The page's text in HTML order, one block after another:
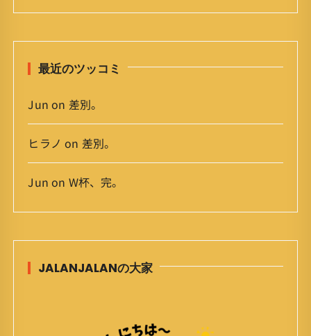
イ
最近のツッコミ
Jun on 差別。
ヒラノ on 差別。
Jun on W杯、完。
JALANJALANの大家